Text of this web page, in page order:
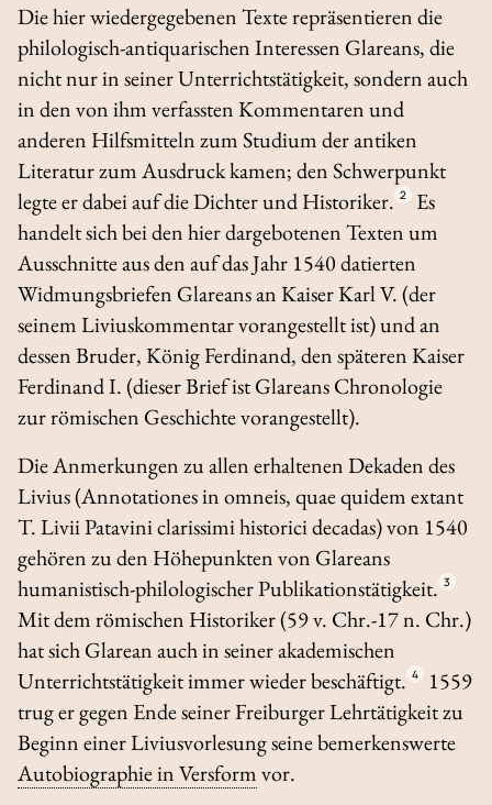
Die hier wiedergegebenen Texte repräsentieren die
philologisch-antiquarischen Interessen Glareans, die
nicht nur in seiner Unterrichtstätigkeit, sondern auch
in den von ihm verfassten Kommentaren und
anderen Hilfsmitteln zum Studium der antiken
Literatur zum Ausdruck kamen; den Schwerpunkt
legte er dabei auf die Dichter und Historiker. 2
Es
handelt sich bei den hier dargebotenen Texten um
Ausschnitte aus den auf das Jahr 1540 datierten
Widmungsbriefen Glareans an Kaiser Karl V. (der
seinem Liviuskommentar vorangestellt ist) und an
dessen Bruder, König Ferdinand, den späteren Kaiser
Ferdinand I. (dieser Brief ist Glareans Chronologie
zur römischen Geschichte vorangestellt).
Die Anmerkungen zu allen erhaltenen Dekaden des
Livius (Annotationes in omneis, quae quidem extant
T. Livii Patavini clarissimi historici decadas) von 1540
gehören zu den Höhepunkten von Glareans
humanistisch-philologischer Publikationstätigkeit. 3
Mit dem römischen Historiker (59 v. Chr.-17 n. Chr.)
hat sich Glarean auch in seiner akademischen
Unterrichtstätigkeit immer wieder beschäftigt. 4
1559
trug er gegen Ende seiner Freiburger Lehrtätigkeit zu
Beginn einer Liviusvorlesung seine bemerkenswerte
Autobiographie in Versformvor.